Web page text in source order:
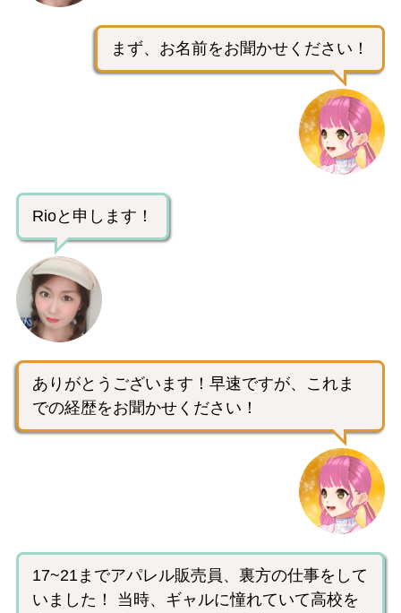
まず、お名前をお聞かせください！
Rioと申します！
ありがとうございます！早速ですが、これま
での経歴をお聞かせください！
17~21までアパレル販売員、裏方の仕事をして
いました！ 当時、ギャルに憧れていて高校を